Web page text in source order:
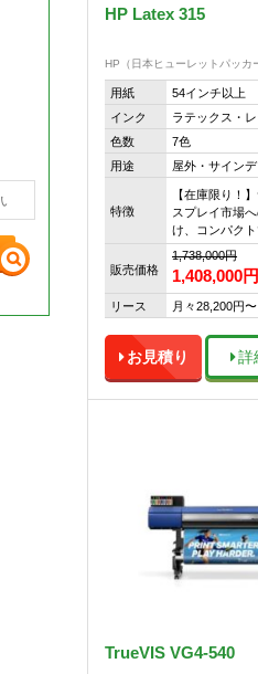
HP Latex 315
HP（日本ヒューレットパッカ
用紙
54インチ以上
インク
ラテックス・
色数
7色
用途
屋外・サイン
特徴
【在庫限り！
スプレイ市場
け、コンパク
販売価格
1,738,000円
1,408,000円
リース 月々28,200円〜
お見積り 詳
TrueVIS VG4-540